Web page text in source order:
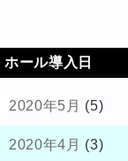
ホール導入日
2020年5月 (5)
2020年4月 (3)